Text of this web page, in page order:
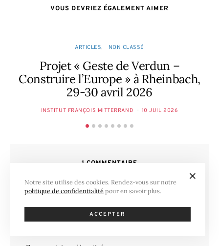
VOUS DEVRIEZ ÉGALEMENT AIMER
ARTICLES NON CLASSÉ
Projet « Geste de Verdun –
Construire l’Europe » à Rheinbach,
29-30 avril 2026
INSTITUT FRANÇOIS MITTERRAND 10 JUIL 2026
1 COMMENTAIRE
Ping :Ricorda 1981: Mitterrand eletto presidente
della Repubblica francese | Lo Spiegone
Notre site utilise des cookies. Rendez-vous sur notre
politique de confidentialitépour en savoir plus.
ACCEPTER